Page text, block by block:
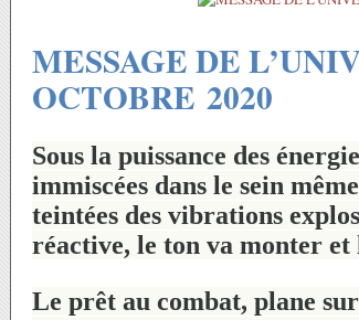
MESSAGE DE
OCTOBRE 2020
Sous la puissance des
immiscées dans le sein
teintées des vibrations
réactive, le ton va monter et
Le prêt au combat, plane